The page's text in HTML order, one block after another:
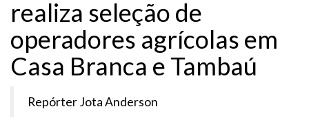
realiza seleção de
operadores agrícolas em
Casa Branca e Tambaú
Repórter Jota Anderson